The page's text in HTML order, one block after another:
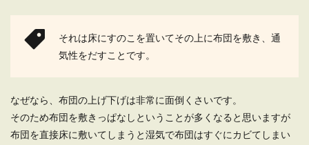
ト。女子のすっきりインテリア
一人暮らしをする場合には、ワンルームなどのコ
それは床にすのこを置いてその上に布団を敷き、通
気性をだすことです。
なぜなら、布団の上げ下げは非常に面倒くさいです。
そのため布団を敷きっぱなしということが多くなると思いますが
布団を直接床に敷いてしまうと湿気で布団はすぐにカビてしまい